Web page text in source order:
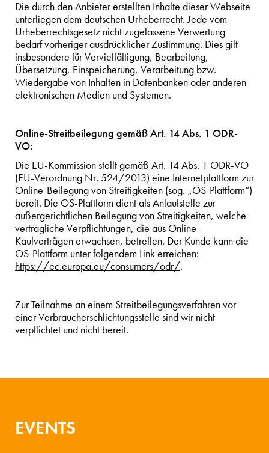
Die durch den Anbieter erstellten Inhalte dieser Webseite
unterliegen dem deutschen Urheberrecht. Jede vom
Urheberrechtsgesetz nicht zugelassene Verwertung
bedarf vorheriger ausdrücklicher Zustimmung. Dies gilt
insbesondere für Vervielfältigung, Bearbeitung,
Übersetzung, Einspeicherung, Verarbeitung bzw.
Wiedergabe von Inhalten in Datenbanken oder anderen
elektronischen Medien und Systemen.
Online-Streitbeilegung gemäß Art. 14 Abs. 1 ODR-
VO:
Die EU-Kommission stellt gemäß Art. 14 Abs. 1 ODR-VO
(EU-Verordnung Nr. 524/2013) eine Internetplattform zur
Online-Beilegung von Streitigkeiten (sog. „OS-Plattform“)
bereit. Die OS-Plattform dient als Anlaufstelle zur
außergerichtlichen Beilegung von Streitigkeiten, welche
vertragliche Verpflichtungen, die aus Online-
Kaufverträgen erwachsen, betreffen. Der Kunde kann die
OS-Plattform unter folgendem Link erreichen:
https://ec.europa.eu/consumers/odr/.
Zur Teilnahme an einem Streitbeilegungsverfahren vor
einer Verbraucherschlichtungsstelle sind wir nicht
verpflichtet und nicht bereit.
EVENTS